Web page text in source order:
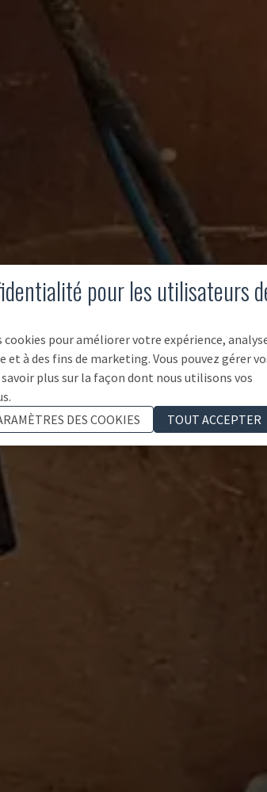
pour les utilisateurs
cookies pour améliorer votre expérience,
à des fins de marketing. Vous pouvez gérer
plus sur la façon dont nous utilisons vos
DES COOKIES
TOUT ACCEPTER